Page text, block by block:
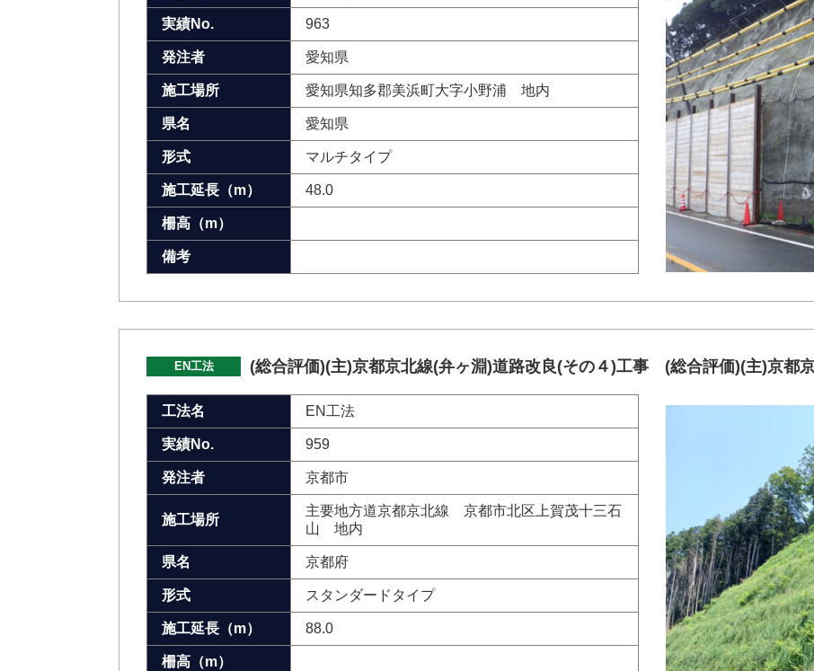
実績No. 963
発注者 愛知県
施工場所 愛知県知多郡美浜町大字小野浦 地内
県名 愛知県
形式 マルチタイプ
施工延長（m） 48.0
柵高（m）
備考
EN工法 (総合評価)(主)京都京北線(弁ヶ淵)道路改良(その４)工事 (総合評価)(主)京都
工法名 EN工法
実績No. 959
発注者 京都市
施工場所
主要地方道京都京北線 京都市北区上賀茂十三石
山 地内
県名 京都府
形式 スタンダードタイプ
施工延長（m） 88.0
柵高（m）